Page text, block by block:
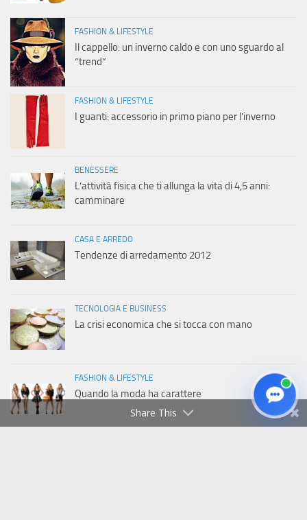
FASHION & LIFESTYLE
Il cappello: un inverno caldo e con uno sguardo al
“trend”
FASHION & LIFESTYLE
I guanti: accessorio in primo piano per l’inverno
BENESSERE
L’attività fisica che ti allunga la vita di 4,5 anni:
camminare
CASA E ARREDO
Tendenze di arredamento 2012
TECNOLOGIA E BUSINESS
La crisi economica che si tocca con mano
FASHION & LIFESTYLE
Quando la moda ha carattere
Share This